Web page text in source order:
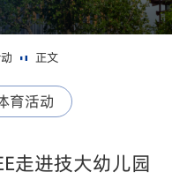
正文
育活动
走进技大幼儿园